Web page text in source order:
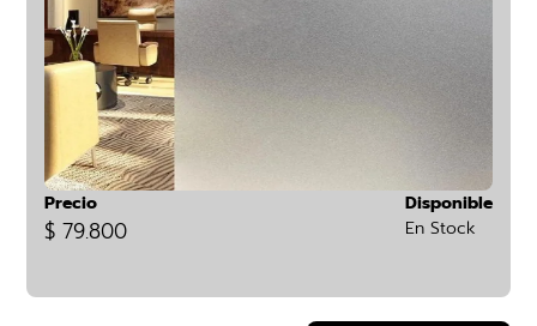
Precio
$ 79.800
Disponible
En Stock